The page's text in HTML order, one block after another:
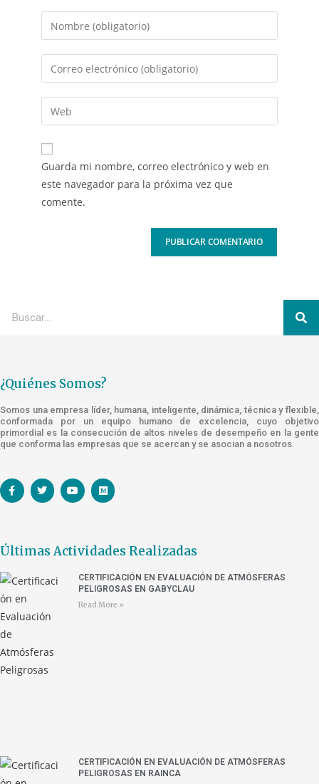
Guarda mi nombre, correo electrónico y web en
este navegador para la próxima vez que
comente.
¿Quiénes Somos?
Somos una empresa líder, humana, inteligente, dinámica, técnica y flexible,
conformada por un equipo humano de excelencia, cuyo objetivo
primordial es la consecución de altos niveles de desempeño en la gente
que conforma las empresas que se acercan y se asocian a nosotros.
Últimas Actividades Realizadas
CERTIFICACIÓN EN EVALUACIÓN DE ATMÓSFERAS
PELIGROSAS EN GABYCLAU
Read More »
CERTIFICACIÓN EN EVALUACIÓN DE ATMÓSFERAS
PELIGROSAS EN RAINCA